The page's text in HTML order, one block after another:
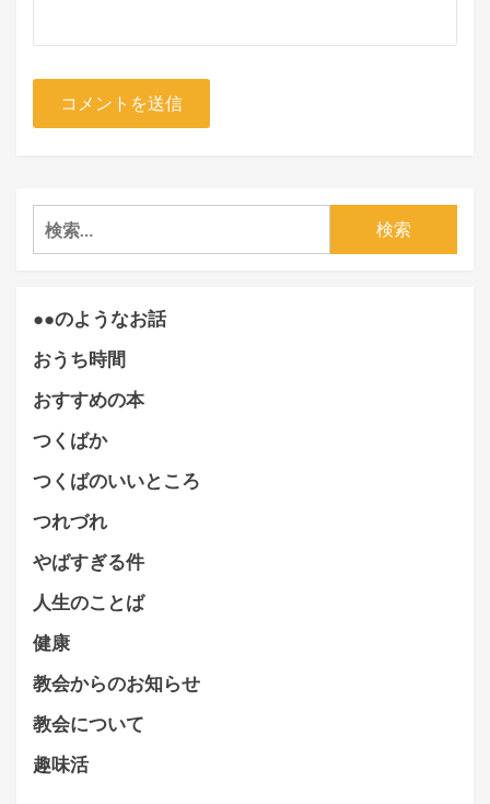
検
索:
●●のようなお話
おうち時間
おすすめの本
つくばか
つくばのいいところ
つれづれ
やばすぎる件
人生のことば
健康
教会からのお知らせ
教会について
趣味活